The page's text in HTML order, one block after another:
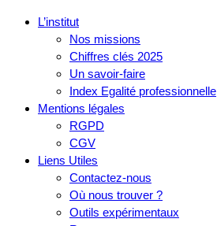
L’institut
Nos missions
Chiffres clés 2025
Un savoir-faire
Index Egalité professionnelle
Mentions légales
RGPD
CGV
Liens Utiles
Contactez-nous
Où nous trouver ?
Outils expérimentaux